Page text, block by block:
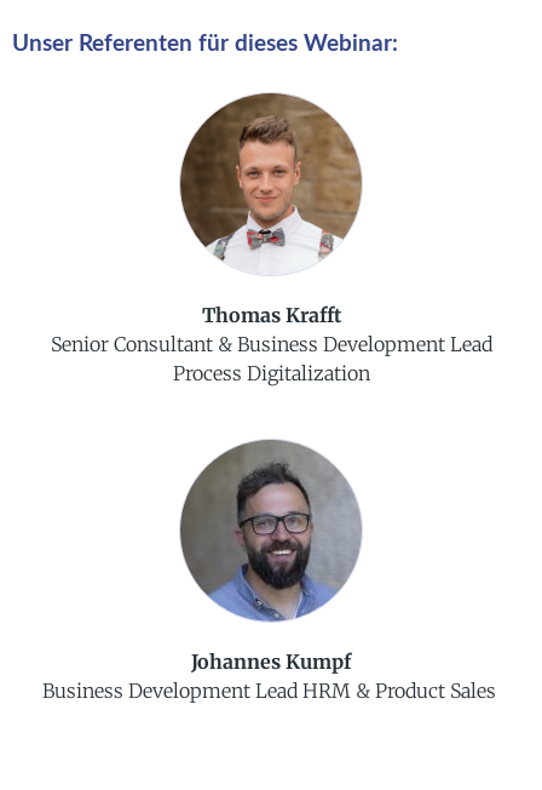
Unser Referenten für dieses Webinar:
Thomas Krafft
Senior Consultant & Business Development Lead
Process Digitalization
Johannes Kumpf
Business Development Lead HRM & Product Sales